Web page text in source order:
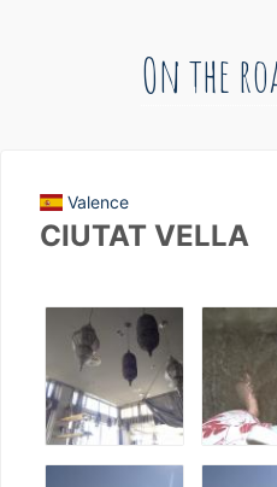
On the
Valence
CIUTAT VELLA